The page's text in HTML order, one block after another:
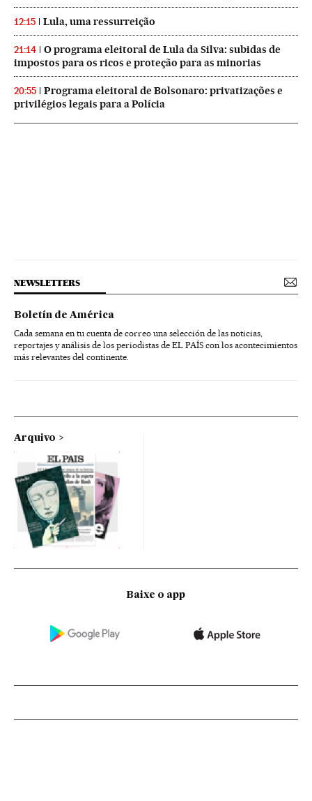
12:15 Lula, uma ressurreição
21:14
O programa eleitoral de Lula da Silva: subidas de
impostos para os ricos e proteção para as minorias
20:55
Programa eleitoral de Bolsonaro: privatizações e
privilégios legais para a Polícia
NEWSLETTERS
Boletín de América
Cada semana en tu cuenta de correo una selección de las noticias,
reportajes y análisis de los periodistas de EL PAÍS con los acontecimientos
más relevantes del continente.
Arquivo
Baixe o app